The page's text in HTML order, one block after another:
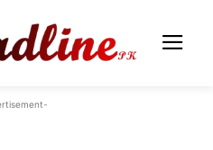
-Advertisement-